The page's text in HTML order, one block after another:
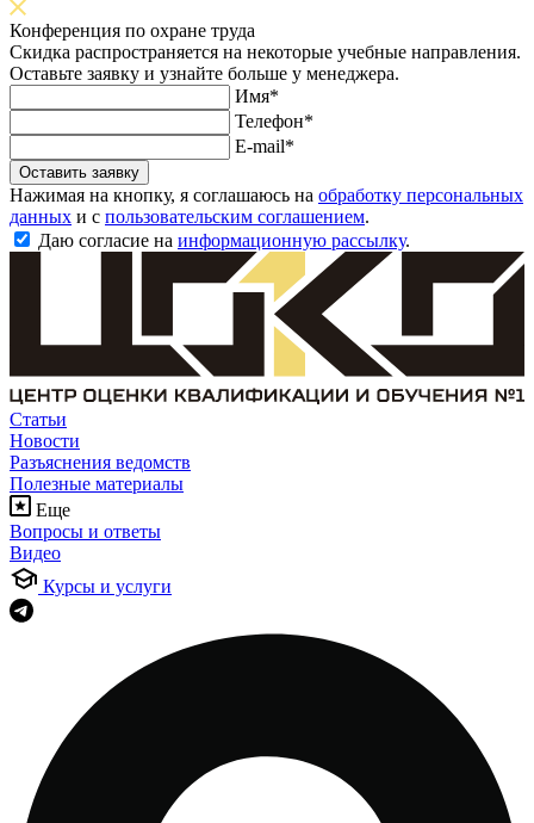
Конференция по охране труда
Скидка распространяется на некоторые учебные направления.
Оставьте заявку и узнайте больше у менеджера.
Имя*
Телефон*
E-mail*
Оставить заявку
Нажимая на кнопку, я соглашаюсь на обработку персональных
данных и с пользовательским соглашением.
Даю согласие на информационную рассылку.
Статьи
Новости
Разъяснения ведомств
Полезные материалы
Еще
Вопросы и ответы
Видео
Курсы и услуги